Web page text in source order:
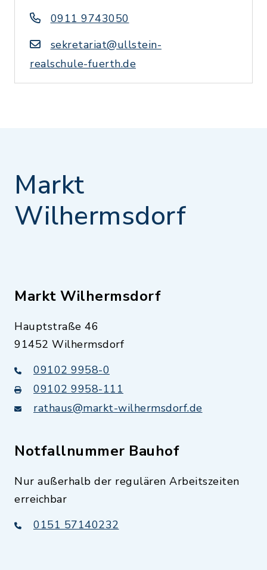
0911 9743050
sekretariat@ullstein-
realschule-fuerth.de
Markt
Wilhermsdorf
Markt Wilhermsdorf
Hauptstraße 46
91452 Wilhermsdorf
09102 9958-0
09102 9958-111
rathaus@markt-wilhermsdorf.de
Notfallnummer Bauhof
Nur außerhalb der regulären Arbeitszeiten
erreichbar
0151 57140232